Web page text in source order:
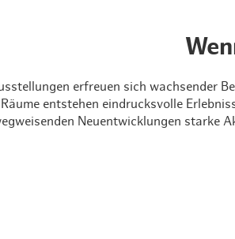
erfreuen sich wachsender
Räume entstehen eindrucksvolle
Neuentwicklungen starke